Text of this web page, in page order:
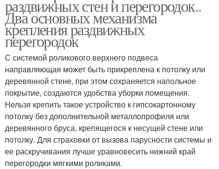
раздвижных стен и перегородок..
Два основных механизма
крепления раздвижных
перегородок
С системой роликового верхнего подвеса
направляющая может быть прикреплена к потолку или
деревянной стене, при этом сохраняется напольное
покрытие, создаются удобства уборки помещения.
Нельзя крепить такое устройство к гипсокартонному
потолку без дополнительной металлопрофиля или
деревянного бруса, крепящегося к несущей стене или
потолку. Для страховки от вызова парусности системы и
ее раскручивания лучше уравновесить нижний край
перегородки мягкими роликами.